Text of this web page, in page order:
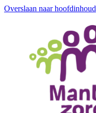
Overslaan naar hoofdinhoud